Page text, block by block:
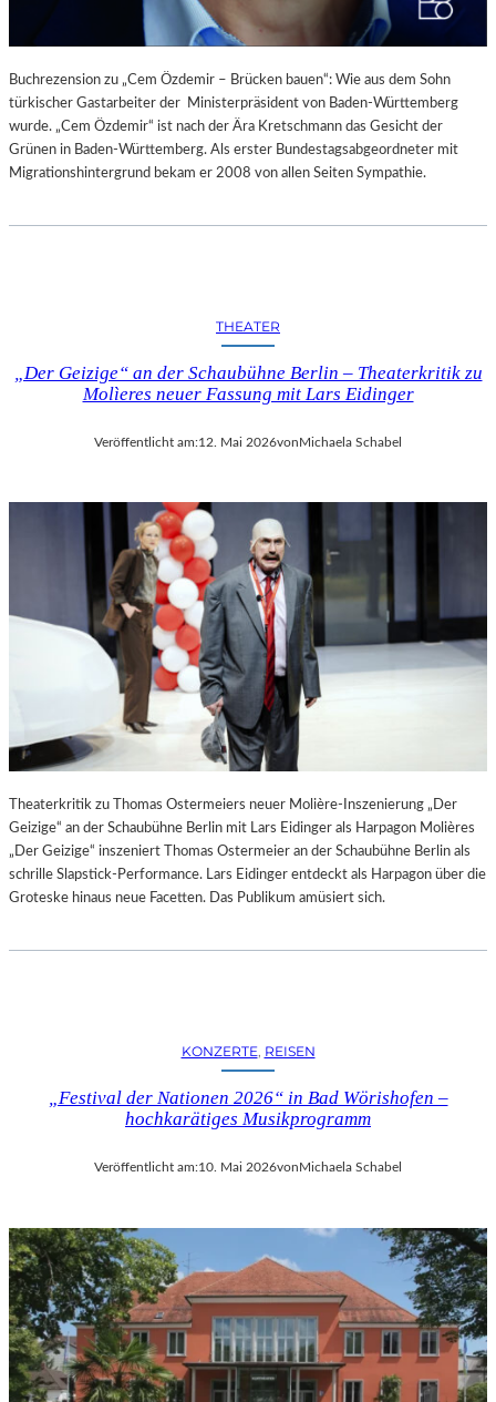
Buchrezension zu „Cem Özdemir – Brücken bauen“: Wie aus dem Sohn
türkischer Gastarbeiter der Ministerpräsident von Baden-Württemberg
wurde. „Cem Özdemir“ ist nach der Ära Kretschmann das Gesicht der
Grünen in Baden-Württemberg. Als erster Bundestagsabgeordneter mit
Migrationshintergrund bekam er 2008 von allen Seiten Sympathie.
THEATER
„Der Geizige“ an der Schaubühne Berlin – Theaterkritik zu
Molìeres neuer Fassung mit Lars Eidinger
Veröffentlicht am:12. Mai 2026von Michaela Schabel
Theaterkritik zu Thomas Ostermeiers neuer Molière-Inszenierung „Der
Geizige“ an der Schaubühne Berlin mit Lars Eidinger als Harpagon Molières
„Der Geizige“ inszeniert Thomas Ostermeier an der Schaubühne Berlin als
schrille Slapstick-Performance. Lars Eidinger entdeckt als Harpagon über die
Groteske hinaus neue Facetten. Das Publikum amüsiert sich.
KONZERTE, REISEN
„Festival der Nationen 2026“ in Bad Wörishofen –
hochkarätiges Musikprogramm
Veröffentlicht am:10. Mai 2026von Michaela Schabel